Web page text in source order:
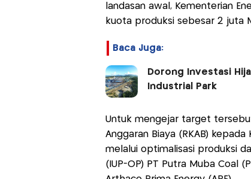
landasan awal, Kementerian
kuota produksi sebesar 2 juta
Baca Juga:
Dorong Investasi
Industrial Park
Untuk mengejar target
Anggaran Biaya (RKAB)
melalui optimalisasi produksi
(IUP-OP) PT Putra Muba Coal